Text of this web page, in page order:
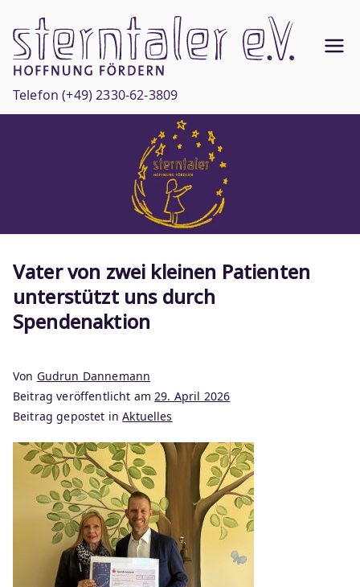
Inhalt
springen
Ste
rnt
e.V
.
Hoffnun
Telefon(+49) 2330-62-3809
Vater von zwei kleinen Patienten
unterstützt uns durch
Spendenaktion
Von Gudrun Dannemann
Beitrag veröffentlicht am29. April 2026
Beitrag gepostet inAktuelles